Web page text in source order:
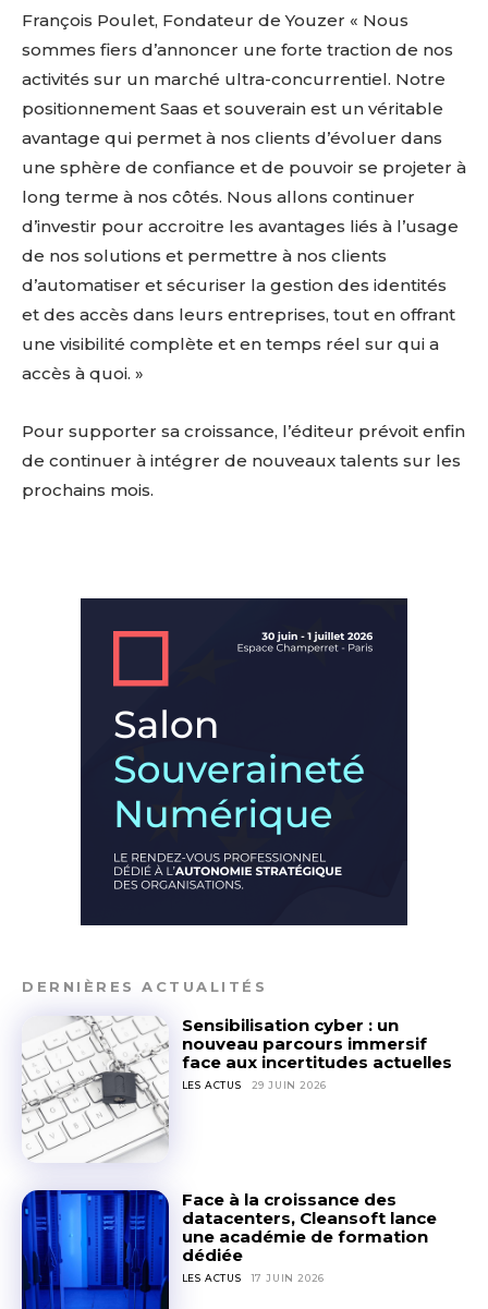
François Poulet, Fondateur de Youzer « Nous
sommes fiers d’annoncer une forte traction de nos
activités sur un marché ultra-concurrentiel. Notre
positionnement Saas et souverain est un véritable
avantage qui permet à nos clients d’évoluer dans
une sphère de confiance et de pouvoir se projeter à
long terme à nos côtés. Nous allons continuer
d’investir pour accroitre les avantages liés à l’usage
de nos solutions et permettre à nos clients
d’automatiser et sécuriser la gestion des identités
et des accès dans leurs entreprises, tout en offrant
une visibilité complète et en temps réel sur qui a
accès à quoi. »
Pour supporter sa croissance, l’éditeur prévoit enfin
de continuer à intégrer de nouveaux talents sur les
prochains mois.
DERNIÈRES ACTUALITÉS
Sensibilisation cyber : un
nouveau parcours immersif
face aux incertitudes actuelles
LES ACTUS 29 JUIN 2026
Face à la croissance des
datacenters, Cleansoft lance
une académie de formation
dédiée
LES ACTUS 17 JUIN 2026